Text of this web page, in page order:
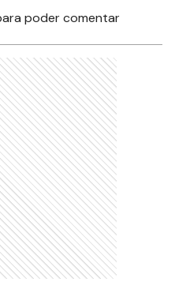
poder comentar